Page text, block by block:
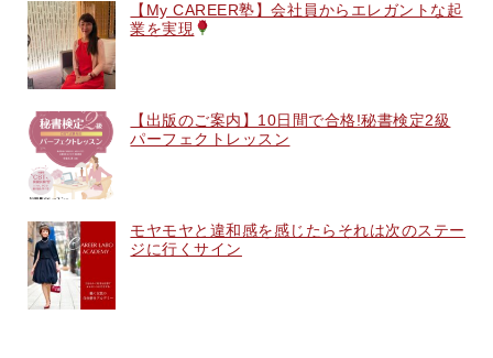
【My CAREER塾】会社員からエレガントな起
業を実現
【出版のご案内】10日間で合格!秘書検定2級
パーフェクトレッスン
モヤモヤと違和感を感じたらそれは次のステー
ジに行くサイン